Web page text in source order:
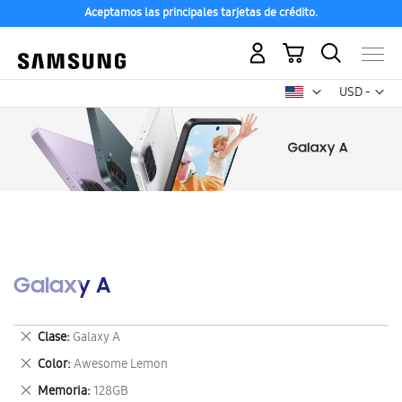
Aceptamos las principales tarjetas de crédito.
USD -
dólar
Mi carrito
Galaxy A
Clase Galaxy A
Eliminar
este
artículo
Color Awesome Lemon
Eliminar
este
Memoria 128GB
Eliminar